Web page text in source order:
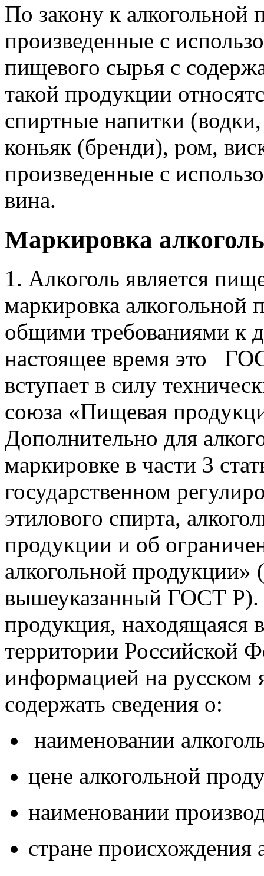
По закону к алкогольной
произведенные с
пищевого сырья с
такой продукции
спиртные напитки
коньяк (бренди), ром,
произведенные с
вина.
Маркировка
1. Алкоголь является
маркировка алкогольной
общими требованиями к
настоящее время это
вступает в силу
союза «Пищевая
Дополнительно для
маркировке в части 3
государственном
этилового спирта,
продукции и об
алкогольной
вышеуказанный ГОСТ Р).
продукция, находящаяся
территории Российской
информацией на русском
содержать сведения о:
наименовании
цене алкогольной
наименовании
стране происхождения